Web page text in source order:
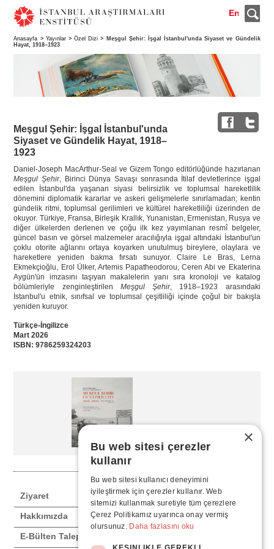
En
Anasayfa > Yayınlar>Özel Dizi > Meşgul Şehir: İşgal İstanbul'unda Siyaset ve Gündelik
Hayat, 1918–1923
Meşgul Şehir: İşgal İstanbul'unda
Siyaset ve Gündelik Hayat, 1918–
1923
Daniel-Joseph MacArthur-Seal ve Gizem Tongo editörlüğünde hazırlanan
Meşgul Şehir, Birinci Dünya Savaşı sonrasında İtilaf devletlerince işgal
edilen İstanbul'da yaşanan siyasi belirsizlik ve toplumsal hareketlilik
dönemini diplomatik kararlar ve askeri gelişmelerle sınırlamadan; kentin
gündelik ritmi, toplumsal gerilimleri ve kültürel hareketliliği üzerinden de
okuyor. Türkiye, Fransa, Birleşik Krallık, Yunanistan, Ermenistan, Rusya ve
diğer ülkelerden derlenen ve çoğu ilk kez yayımlanan resmî belgeler,
güncel basın ve görsel malzemeler aracılığıyla işgal altındaki İstanbul'un
çoklu otorite ağlarını ortaya koyarken unutulmuş bireylere, olaylara ve
hareketlere yeniden bakma fırsatı sunuyor. Claire Le Bras, Lerna
Ekmekçioğlu, Erol Ülker, Artemis Papatheodorou, Ceren Abi ve Ekaterina
Aygün'ün imzasını taşıyan makalelerin yanı sıra kronoloji ve katalog
bölümleriyle zenginleştirilen Meşgul Şehir, 1918–1923 arasındaki
İstanbul'u etnik, sınıfsal ve toplumsal çeşitliliği içinde çoğul bir bakışla
yeniden kuruyor.
Türkçe-İngilizce
Mart 2026
ISBN: 9786259324203
Satın Al
Ziyaret
Hakkımızda
E-Bülten Talep Formu
×
Bu web sitesi çerezler
kullanır
Bu web sitesi kullanıcı deneyimini
iyileştirmek için çerezler kullanır. Web
sitemizi kullanmak suretiyle tüm çerezlere
Çerez Politikamız uyarınca onay vermiş
olursunuz. Daha fazlasını oku